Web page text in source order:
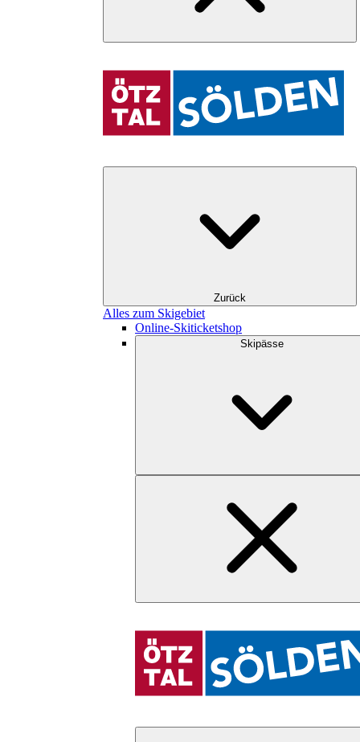
Zurück
Alles zum Skigebiet
Online-Skiticketshop
Skipässe